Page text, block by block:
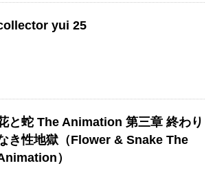
yui 25
と蛇 The Animation 第三章 終わり
き性地獄（Flower & Snake The
）